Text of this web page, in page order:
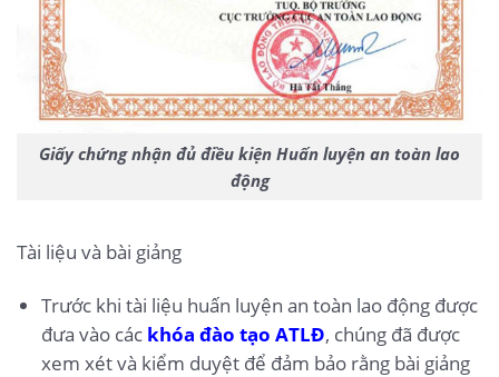
Giấy chứng nhận đủ điều kiện Huấn luyện an toàn lao
động
Tài liệu và bài giảng
Trước khi tài liệu huấn luyện an toàn lao động được
đưa vào các khóa đào tạo ATLĐ, chúng đã được
xem xét và kiểm duyệt để đảm bảo rằng bài giảng